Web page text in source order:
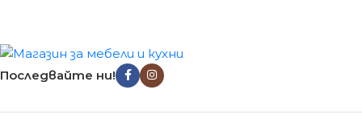
Последвайте ни!